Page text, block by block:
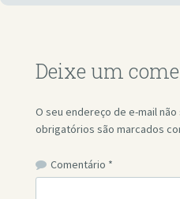
Deixe um
O seu endereço de e-mail
obrigatórios são marcados
Comentário *